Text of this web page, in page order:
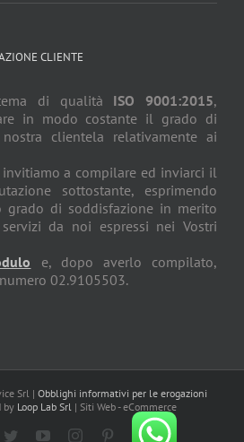
CLIENTE
di qualità ISO 9001:2015,
in modo costante il grado di
clientela relativamente ai
a compilare ed inviarci il
sottostante, esprimendo
grado di soddisfazione in merito
da noi espressi nei Vostri
e, dopo averlo compilato,
02.9105503.
Srl | Obblighi informativi per le erogazioni
by Loop Lab Srl | Siti Web - eCommerce
TwitterYouTubeInstagramPinterestDribbble